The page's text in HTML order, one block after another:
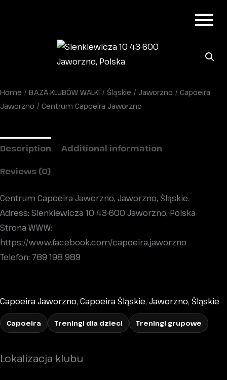
Home / BAZA KLUBÓW WALKI / Śląskie / Jaworzno / Capoeira
Jaworzno / Centrum Capoeira Jaworzno
Description Additional information
Reviews (0)
Centrum Capoeira Jaworzno, Jaworzno, Śląskie.
Adress: Sienkiewicza 10 43-600 Jaworzno, Polska
Strona WWW:
https://www.facebook.com/capoeira.jaworzno
Telefon: 789 198 989
Capoeira Jaworzno, Capoeira Śląskie, Jaworzno, Śląskie
Capoeira Treningi dla dzieci Treningi grupowe
Lokalizacja klubu